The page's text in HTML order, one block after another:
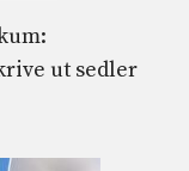
ut sedler